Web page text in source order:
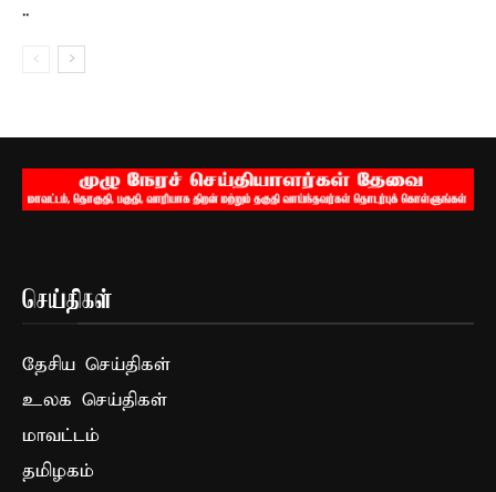
..
செய்திகள்
தேசிய செய்திகள்
உலக செய்திகள்
மாவட்டம்
தமிழகம்